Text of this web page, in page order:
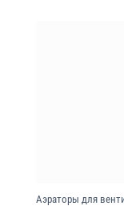
Аэраторы для